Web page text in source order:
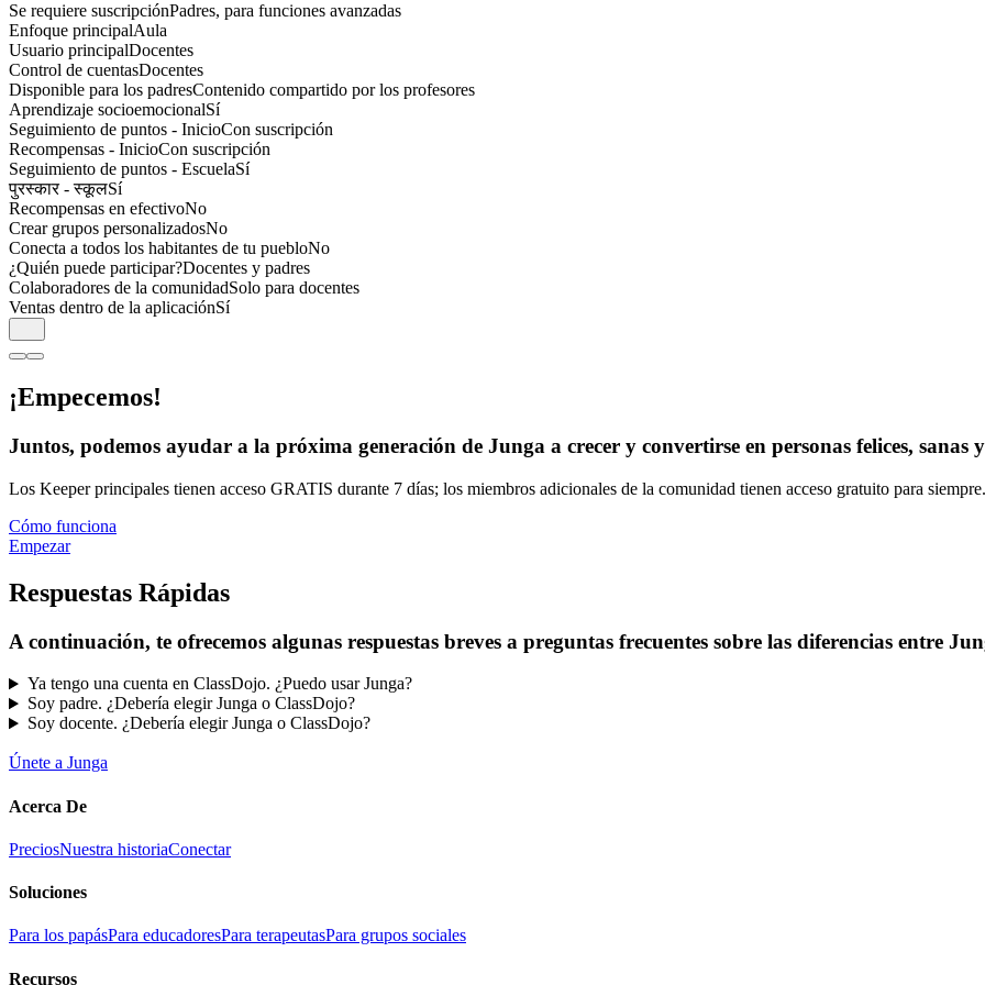
Se requiere suscripciónPadres, para funciones avanzadas
Enfoque principalAula
Usuario principalDocentes
Control de cuentasDocentes
Disponible para los padresContenido compartido por los profesores
Aprendizaje socioemocionalSí
Seguimiento de puntos - InicioCon suscripción
Recompensas - InicioCon suscripción
Seguimiento de puntos - EscuelaSí
पुरस्कार - स्कूलSí
Recompensas en efectivoNo
Crear grupos personalizadosNo
Conecta a todos los habitantes de tu puebloNo
¿Quién puede participar?Docentes y padres
Colaboradores de la comunidadSolo para docentes
Ventas dentro de la aplicaciónSí
¡Empecemos!
Juntos, podemos ayudar a la próxima generación de Junga a crecer y convertirse en personas felices, sanas
Los Keeper principales tienen acceso GRATIS durante 7 días; los miembros adicionales de la comunidad tienen acceso gratuito para
Cómo funciona
Empezar
Respuestas Rápidas
A continuación, te ofrecemos algunas respuestas breves a preguntas frecuentes sobre las diferencias entre
Ya tengo una cuenta en ClassDojo. ¿Puedo usar Junga?
Soy padre. ¿Debería elegir Junga o ClassDojo?
Soy docente. ¿Debería elegir Junga o ClassDojo?
Únete a Junga
Acerca De
PreciosNuestra historiaConectar
Soluciones
Para los papásPara educadoresPara terapeutasPara grupos sociales
Recursos